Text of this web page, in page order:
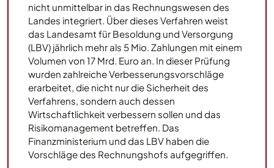
nicht unmittelbar in das Rechnungswesen des
Landes integriert. Über dieses Verfahren weist
das Landesamt für Besoldung und Versorgung
(LBV) jährlich mehr als 5 Mio. Zahlungen mit einem
Volumen von 17 Mrd. Euro an. In dieser Prüfung
wurden zahlreiche Verbesserungsvorschläge
erarbeitet, die nicht nur die Sicherheit des
Verfahrens, sondern auch dessen
Wirtschaftlichkeit verbessern sollen und das
Risikomanagement betreffen. Das
Finanzministerium und das LBV haben die
Vorschläge des Rechnungshofs aufgegriffen.